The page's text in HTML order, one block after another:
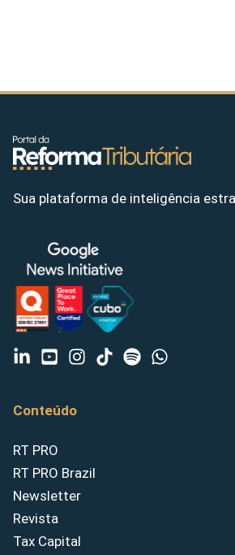
Sua plataforma de inteligência
Conteúdo
RT PRO
RT PRO Brazil
Newsletter
Revista
Tax Capital